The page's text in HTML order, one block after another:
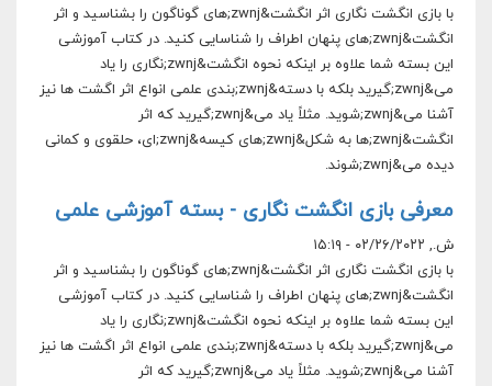
با بازی انگشت نگاری اثر انگشت&zwnj;های گوناگون را بشناسید و اثر
انگشت&zwnj;های پنهان اطراف را شناسایی کنید. در کتاب آموزشى
این بسته شما علاوه بر اینکه نحوه انگشت&zwnj;نگارى را یاد
مى&zwnj;گیرید بلکه با دسته&zwnj;بندى علمى انواع اثر اگشت ها نیز
آشنا مى&zwnj;شوید. مثلاً یاد مى&zwnj;گیرید که اثر
انگشت&zwnj;ها به شکل&zwnj;هاى کیسه&zwnj;اى، حلقوى و کمانى
دیده مى&zwnj;شوند.
معرفی بازی انگشت نگاری - بسته آموزشی علمی
ش., ۰۲/۲۶/۲۰۲۲ - ۱۵:۱۹
با بازی انگشت نگاری اثر انگشت&zwnj;های گوناگون را بشناسید و اثر
انگشت&zwnj;های پنهان اطراف را شناسایی کنید. در کتاب آموزشى
این بسته شما علاوه بر اینکه نحوه انگشت&zwnj;نگارى را یاد
مى&zwnj;گیرید بلکه با دسته&zwnj;بندى علمى انواع اثر اگشت ها نیز
آشنا مى&zwnj;شوید. مثلاً یاد مى&zwnj;گیرید که اثر